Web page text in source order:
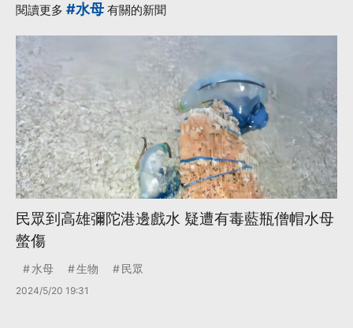
閱讀更多 #水母 有關的新聞
民眾到高雄彌陀港邊戲水 疑遭有毒藍瓶僧帽水母
螫傷
水母 生物 民眾
2024/5/20 19:31